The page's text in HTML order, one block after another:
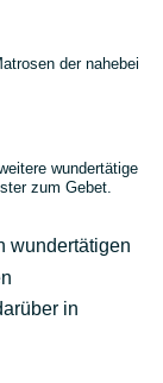
der nahebei
wundertätige
zum Gebet.
wundertätigen
in